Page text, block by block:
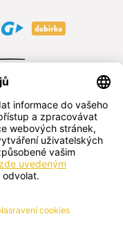
republika